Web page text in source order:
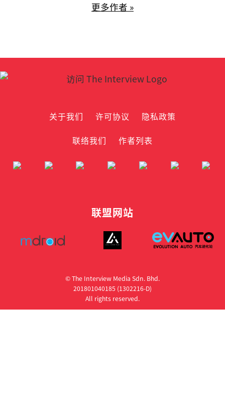
更多作者 »
关于我们 许可协议
隐私政策
联络我们
作者列表
联盟网站
© The Interview Media Sdn. Bhd.
201801040185 (1302216­-D)
All rights reserved.